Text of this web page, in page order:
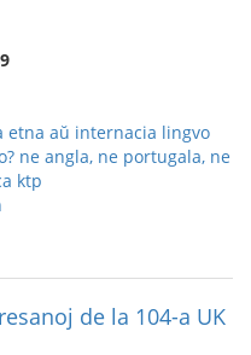
etna aŭ internacia lingvo
ne angla, ne portugala, ne
ktp
de la 104-a UK